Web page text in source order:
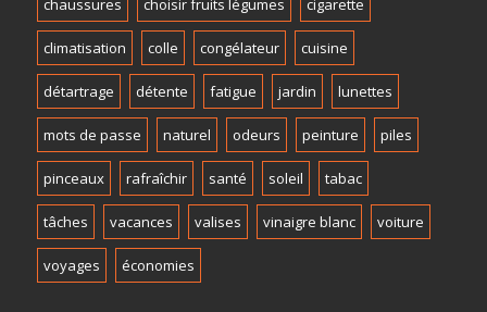
chaussures choisir fruits légumes cigarette
climatisation colle congélateur cuisine
détartrage détente fatigue jardin lunettes
mots de passe naturel odeurs peinture piles
pinceaux rafraîchir santé soleil tabac
tâches vacances valises vinaigre blanc voiture
voyages économies